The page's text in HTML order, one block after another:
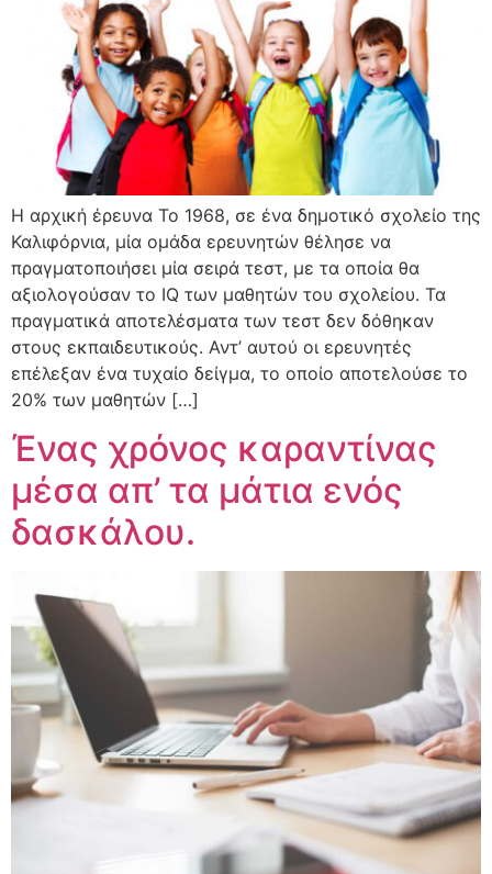
Η αρχική έρευνα Το 1968, σε ένα δημοτικό σχολείο της
Καλιφόρνια, μία ομάδα ερευνητών θέλησε να
πραγματοποιήσει μία σειρά τεστ, με τα οποία θα
αξιολογούσαν το IQ των μαθητών του σχολείου. Τα
πραγματικά αποτελέσματα των τεστ δεν δόθηκαν
στους εκπαιδευτικούς. Αντ’ αυτού οι ερευνητές
επέλεξαν ένα τυχαίο δείγμα, το οποίο αποτελούσε το
20% των μαθητών […]
Ένας χρόνος καραντίνας
μέσα απ’ τα μάτια ενός
δασκάλου.